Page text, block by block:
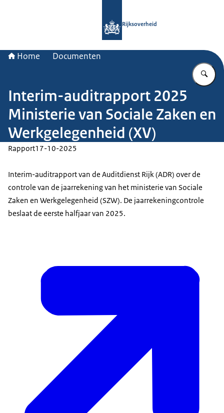
Rijksoverheid
Home Documenten
Interim-auditrapport 2025
Ministerie van Sociale Zaken en
Werkgelegenheid (XV)
Rapport17-10-2025
Interim-auditrapport van de Auditdienst Rijk (ADR) over de
controle van de jaarrekening van het ministerie van Sociale
Zaken en Werkgelegenheid (SZW). De jaarrekeningcontrole
beslaat de eerste halfjaar van 2025.